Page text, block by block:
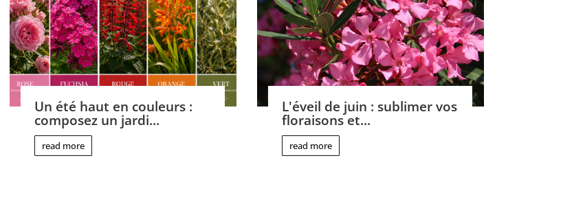
Un été haut en couleurs :
composez un jardi...
read more
L'éveil de juin : sublimer vos
floraisons et...
read more